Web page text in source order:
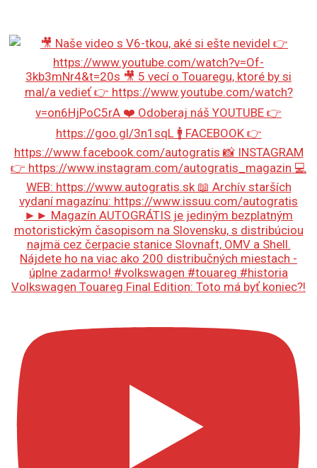
Volkswagen Touareg Final Edition: Toto má byť koniec?!